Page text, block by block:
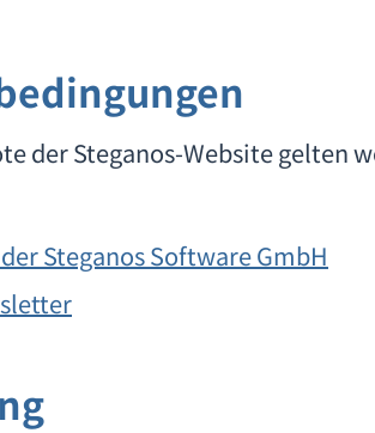
der Steganos-Website gelten
Steganos Software GmbH